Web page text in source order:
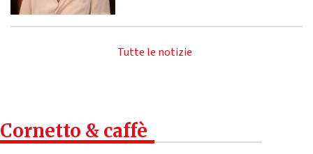
Tutte le notizie
Cornetto & caffè